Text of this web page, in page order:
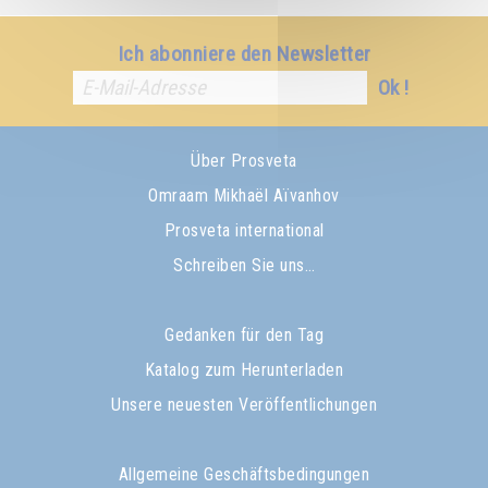
Ich abonniere den Newsletter
Ok !
Über Prosveta
Omraam Mikhaël Aïvanhov
Prosveta international
Schreiben Sie uns…
Gedanken für den Tag
Katalog zum Herunterladen
Unsere neuesten Veröffentlichungen
Allgemeine Geschäftsbedingungen